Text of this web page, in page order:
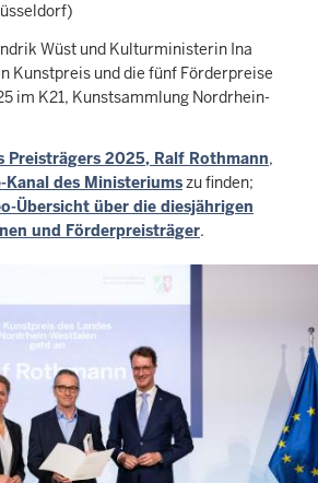
Wüst und Kulturministerin Ina
Kunstpreis und die fünf Förderpreise
im K21, Kunstsammlung Nordrhein-
Preisträgers 2025, Ralf Rothmann,
Kanal des Ministeriumszu finden;
Übersicht über die diesjährigen
und Förderpreisträger.